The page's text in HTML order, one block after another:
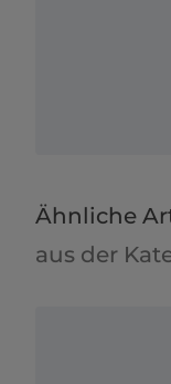
Ähnliche
aus der